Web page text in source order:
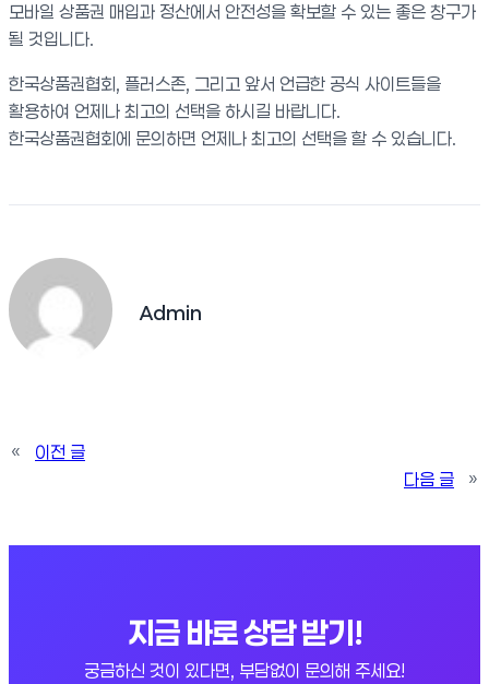
모바일 상품권 매입과 정산에서 안전성을 확보할 수 있는 좋은 창구가
될 것입니다.
한국상품권협회, 플러스존, 그리고 앞서 언급한 공식 사이트들을
활용하여 언제나 최고의 선택을 하시길 바랍니다.
한국상품권협회에 문의하면 언제나 최고의 선택을 할 수 있습니다.
Admin
«
이전 글
다음 글
»
지금 바로 상담 받기!
궁금하신 것이 있다면, 부담없이 문의해 주세요!